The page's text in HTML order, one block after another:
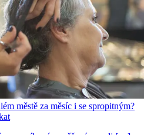
městě za měsíc i se spropitným?